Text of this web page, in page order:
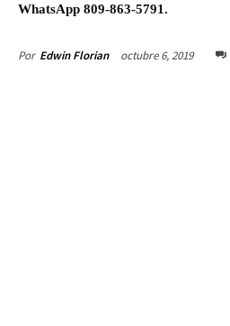
WhatsApp 809-863-5791.
Por Edwin Florian octubre 6, 2019